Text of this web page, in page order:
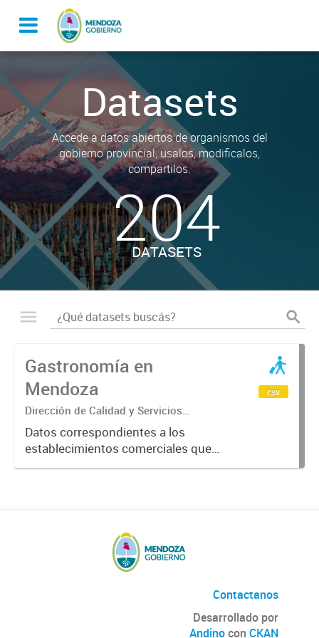
Datasets
Accede a datos abiertos de organismos del
gobierno provincial, usalos, modificalos,
compartilos.
204
DATASETS
Gastronomía en
Mendoza
Dirección de Calidad y Servicios
Turísticos
Datos correspondientes a los
establecimientos comerciales que
provén servicios turísticos de
csv
Contactanos
Desarrollado por
Andinocon CKAN